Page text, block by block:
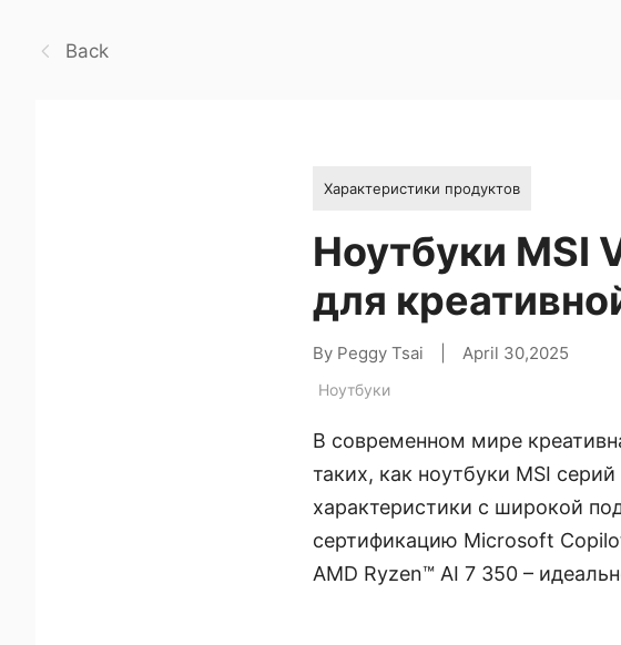
Back
Характеристики продуктов
Ноутбуки
для
By Peggy Tsai April 30,2025
Ноутбуки
В современном мире
таких, как ноутбуки MSI
характеристики с широкой
сертификацию Microsoft
AMD Ryzen™ AI 7 350 –